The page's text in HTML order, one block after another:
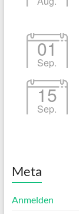
01
Sep.
15
Sep.
Meta
Anmelden